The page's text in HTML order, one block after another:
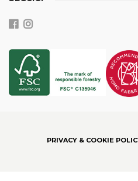
PRIVACY & COOKIE